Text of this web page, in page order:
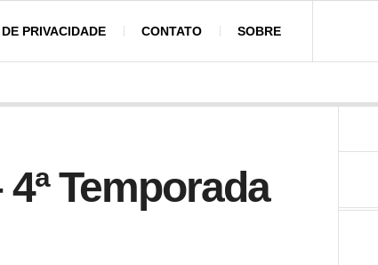
PRIVACIDADE CONTATO SOBRE
Temporada